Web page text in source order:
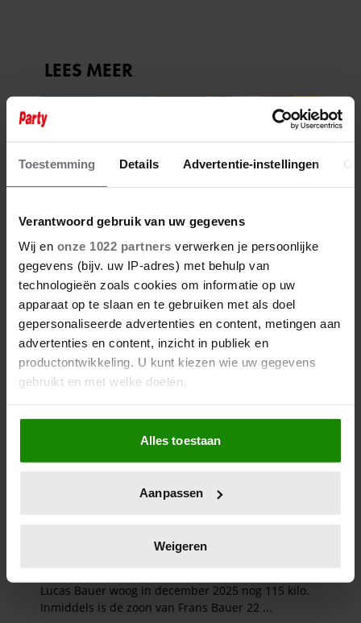
Toestemming Details Advertentie-instellingen
Verantwoord gebruik van uw gegevens
Wij en onze 1022 partners verwerken je persoonlijke
gegevens (bijv. uw IP-adres) met behulp van
technologieën zoals cookies om informatie op uw
apparaat op te slaan en te gebruiken met als doel
gepersonaliseerde advertenties en content, metingen aan
advertenties en content, inzicht in publiek en
productontwikkeling. U kunt kiezen wie uw gegevens
gebruikt en met welke doelen.
Als u het toestaat, willen we ook graag:
Informatie verzamelen over uw geografische
locatie, die tot een paar meter nauwkeurig kan zijn
scannen op specifieke eigenschappen (fingerprinting)
verwerkt en stel uw voorkeuren in het
intrekken in de Cookieverklaring.
Alles toestaan
Aanpassen
Weigeren